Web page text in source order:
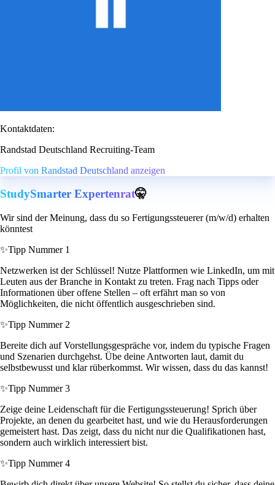
Kontaktdaten:
Randstad Deutschland Recruiting-Team
Profil von Randstad Deutschland anzeigen
StudySmarter Expertenrat🤫
Wir sind der Meinung, dass du so Fertigungssteuerer (m/w/d) erhalten
könntest
✨Tipp Nummer 1
Netzwerken ist der Schlüssel! Nutze Plattformen wie LinkedIn, um mit
Leuten aus der Branche in Kontakt zu treten. Frag nach Tipps oder
Informationen über offene Stellen – oft erfährt man so von
Möglichkeiten, die nicht öffentlich ausgeschrieben sind.
✨Tipp Nummer 2
Bereite dich auf Vorstellungsgespräche vor, indem du typische Fragen
und Szenarien durchgehst. Übe deine Antworten laut, damit du
selbstbewusst und klar rüberkommst. Wir wissen, dass du das kannst!
✨Tipp Nummer 3
Zeige deine Leidenschaft für die Fertigungssteuerung! Sprich über
Projekte, an denen du gearbeitet hast, und wie du Herausforderungen
gemeistert hast. Das zeigt, dass du nicht nur die Qualifikationen hast,
sondern auch wirklich interessiert bist.
✨Tipp Nummer 4